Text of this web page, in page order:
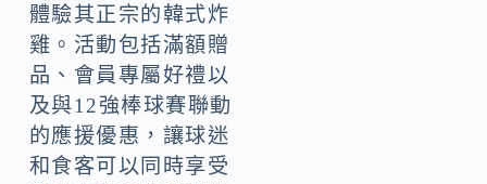
體驗其正宗的韓式炸
雞。活動包括滿額贈
品、會員專屬好禮以
及與12強棒球賽聯動
的應援優惠，讓球迷
和食客可以同時享受